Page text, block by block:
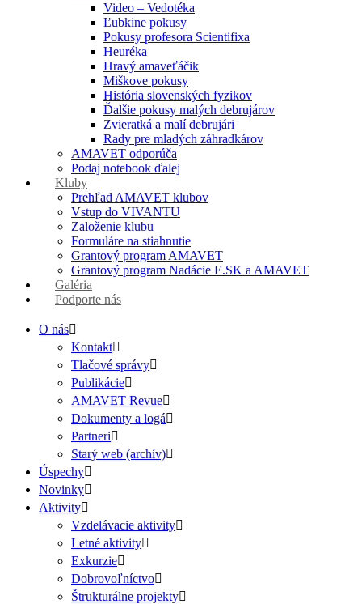
Video – Vedotéka
Ľubkine pokusy
Pokusy profesora Scientifixa
Heuréka
Hravý amaveťáčik
Miškove pokusy
História slovenských fyzikov
Ďalšie pokusy malých debrujárov
Zvieratká a malí debrujári
Rady pre mladých záhradkárov
AMAVET odporúča
Podaj notebook ďalej
Kluby
Prehľad AMAVET klubov
Vstup do VIVANTU
Založenie klubu
Formuláre na stiahnutie
Grantový program AMAVET
Grantový program Nadácie E.SK a AMAVET
Galéria
Podporte nás
O nás
Kontakt
Tlačové správy
Publikácie
AMAVET Revue
Dokumenty a logá
Partneri
Starý web (archív)
Úspechy
Novinky
Aktivity
Vzdelávacie aktivity
Letné aktivity
Exkurzie
Dobrovoľníctvo
Štrukturálne projekty